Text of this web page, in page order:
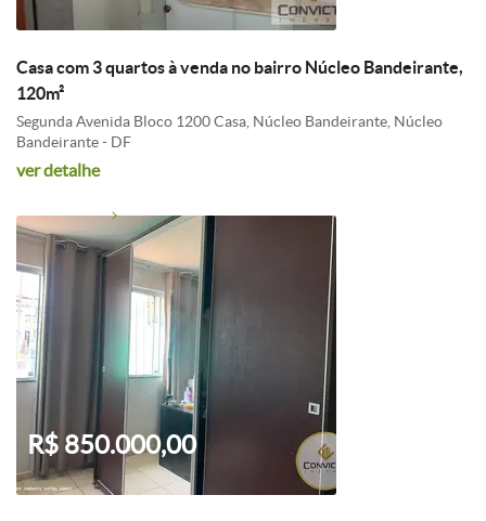
Casa com 3 quartos à venda no bairro Núcleo Bandeirante,
120m²
Segunda Avenida Bloco 1200 Casa, Núcleo Bandeirante, Núcleo
Bandeirante - DF
ver detalhe
R$ 850.000,00